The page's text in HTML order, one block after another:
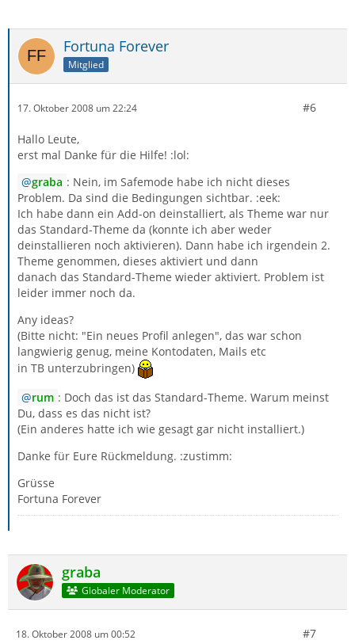
Fortuna Forever
Mitglied
17. Oktober 2008 um 22:24 #6
Hallo Leute,
erst mal Danke für die Hilfe! :lol:
graba : Nein, im Safemode habe ich nicht dieses
Problem. Da sind die Bedingungen sichtbar. :eek:
Ich habe dann ein Add-on deinstalliert, als Theme war nur
das Standard-Theme da (konnte ich aber weder
deinstallieren noch aktivieren). Dann habe ich irgendein 2.
Theme genommen, dieses aktiviert und dann
danach das Standard-Theme wieder aktiviert. Problem ist
leider immer noch da.
Any ideas?
(Bitte nicht: "Ein neues Profil anlegen", das war schon
langwierig genug, meine Kontodaten, Mails etc
in TB unterzubringen)
rum : Doch das ist das Standard-Theme. Warum meinst
Du, dass es das nicht ist?
(Ein anderes hatte ich wie gesagt gar nicht installiert.)
Danke für Eure Rückmeldung. :zustimm:
Grüsse
Fortuna Forever
graba
Globaler Moderator
18. Oktober 2008 um 00:52 #7